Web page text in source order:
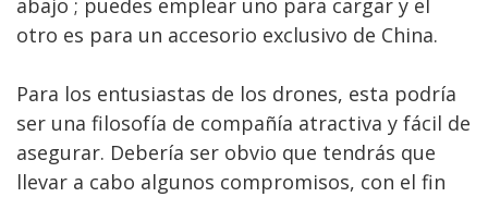
abajo ; puedes emplear uno para cargar y el
otro es para un accesorio exclusivo de China.
Para los entusiastas de los drones, esta podría
ser una filosofía de compañía atractiva y fácil de
asegurar. Debería ser obvio que tendrás que
llevar a cabo algunos compromisos, con el fin